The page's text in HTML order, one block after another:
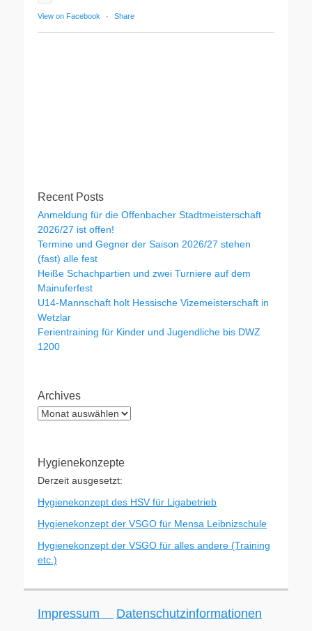
View on Facebook · Share
Recent Posts
Anmeldung für die Offenbacher Stadtmeisterschaft
2026/27 ist offen!
Termine und Gegner der Saison 2026/27 stehen
(fast) alle fest
Heiße Schachpartien und zwei Turniere auf dem
Mainuferfest
U14-Mannschaft holt Hessische Vizemeisterschaft in
Wetzlar
Ferientraining für Kinder und Jugendliche bis DWZ
1200
Archives
Archives
Hygienekonzepte
Derzeit ausgesetzt:
Hygienekonzept des HSV für Ligabetrieb
Hygienekonzept der VSGO für Mensa Leibnizschule
Hygienekonzept der VSGO für alles andere (Training
etc.)
Impressum Datenschutzinformationen